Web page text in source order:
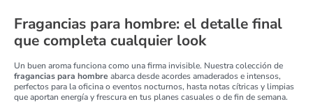
Fragancias para hombre: el detalle final
que completa cualquier look
Un buen aroma funciona como una firma invisible. Nuestra colección de
fragancias para hombre abarca desde acordes amaderados e intensos,
perfectos para la oficina o eventos nocturnos, hasta notas cítricas y limpias
que aportan energía y frescura en tus planes casuales o de fin de semana.